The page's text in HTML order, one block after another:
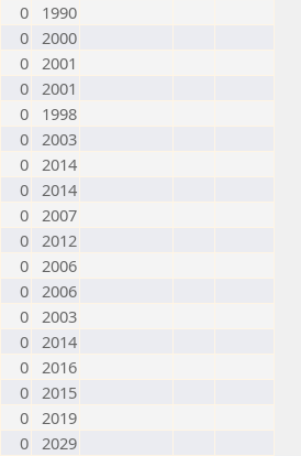
0
1990
0 2000
0 2001
0 2001
0
1998
0 2003
0 2014
0 2014
0 2007
0 2012
0 2006
0 2006
0 2003
0 2014
0 2016
0 2015
0 2019
0 2029